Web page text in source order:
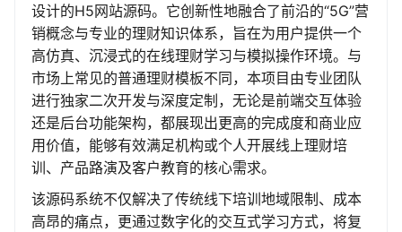
设计的H5网站源码。它创新性地融合了前沿的“5G”营
销概念与专业的理财知识体系，旨在为用户提供一个
高仿真、沉浸式的在线理财学习与模拟操作环境。与
市场上常见的普通理财模板不同，本项目由专业团队
进行独家二次开发与深度定制，无论是前端交互体验
还是后台功能架构，都展现出更高的完成度和商业应
用价值，能够有效满足机构或个人开展线上理财培
训、产品路演及客户教育的核心需求。
该源码系统不仅解决了传统线下培训地域限制、成本
高昂的痛点，更通过数字化的交互式学习方式，将复